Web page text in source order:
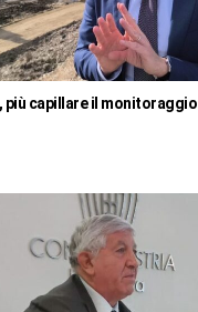
più capillare il monitoraggio